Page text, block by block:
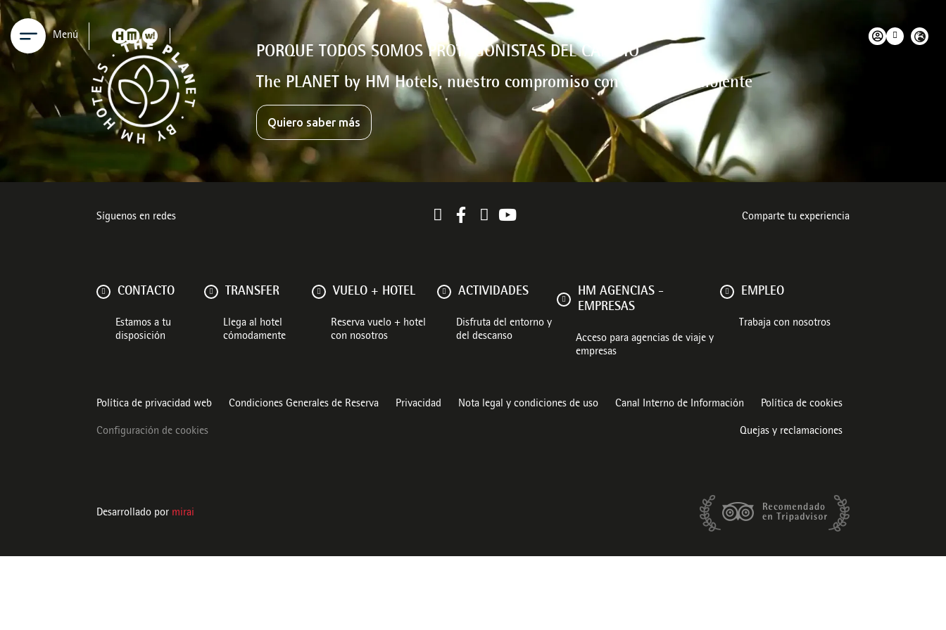
Menú
PORQUE TODOS SOMOS PROTAGONISTAS DEL CAMBIO
The PLANET by HM Hotels, nuestro compromiso con el medio ambiente
Quiero saber más
Síguenos en redes Comparte tu experiencia
CONTACTO
Estamos a tu
disposición
TRANSFER
Llega al hotel
cómodamente
VUELO + HOTEL
Reserva vuelo + hotel
con nosotros
ACTIVIDADES
Disfruta del entorno y
del descanso
HM AGENCIAS -
EMPRESAS
Acceso para agencias de viaje y
empresas
EMPLEO
Trabaja con nosotros
Política de privacidad web Condiciones Generales de Reserva Privacidad Nota legal y condiciones de uso Canal Interno de Información Política de cookies
Configuración de cookies Quejas y reclamaciones
Desarrollado por mirai